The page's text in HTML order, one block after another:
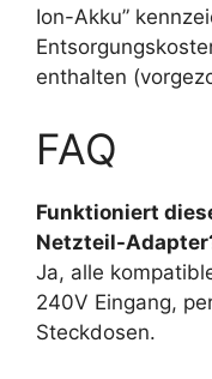
Ion-Akku”
enthalten
FAQ
Funktioniert
Netzteil-
Ja, alle
240V Eingang,
Steckdosen.